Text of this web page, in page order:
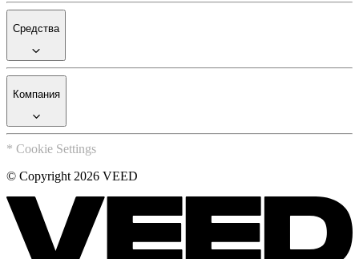
Средства
Компания
* Cookie Settings
© Copyright 2026 VEED